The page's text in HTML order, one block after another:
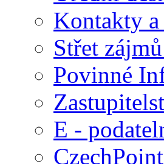
Kontakty
Střet
Povinné
E -
CzechPoint